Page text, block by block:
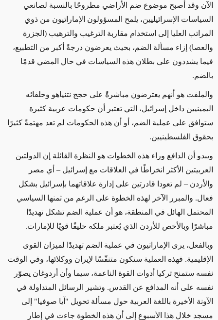
الآن وقد أصبح موضوع ضم الأراضي مطروحًا بالنسبة لصانعي
السياسات الإسرائيليين، يلمح المسؤولون الإماراتيون من ذوي
المراتب العليا إلى استخدام مقاربة الترغيب والترهيب (الجزرة
والعصا) إزاء مسألة الضم، بحيث يعرضون درجةً أكبر من التطبيع،
فيما يشددون على بطلان هذه السياسات في حال المضي قدمًا
بالضم.
والملفت هو أنهم يعترضون مباشرةً على حجج نتنياهو وحلفائه
اليمينيين داخل إسرائيل، التي تعتبر أن حكومات عربية كثيرة
ستوافق على عملية الضم، أو أن هذه الحكومات لم تعد مهتمةً كثيرًا
بحقوق الفلسطينيين.
ويبدو أن الدافع وراء هذه الخطوات هو النظرة القائلة إن الدولتين
العربيتين الأكثر انخراطًا في العلاقات مع إسرائيل – أي مصر
والأردن – لم تعودا قادرتين على إدارة علاقاتهما بإسرائيل بشكل
فعال. والمبرر الآخر لهذه الخطوة على الرغم من ثمنها السياسي
المحتمل الهائل في المنطقة، هو أن عملية الضم تشكل تهديدًا
مباشرًا وبالأخص للأردن الذي يُعتبر ملكه حليفًا قويًا للإمارات.
وبالفعل، يرى الإماراتيون في عملية الضم تهديدًا لميزان القوى
الإقليمية. فهذه العملية ستكون متنفّسًا لإيران ووكلائها، وفي الوقت
نفسه ستمنح تركيا أدوات القوة الناعمة، سيما وأن أردوغان يصوّر
نفسه على أنه المدافع عن القدس. وتشير الرسائل المتداولة في
الآونة الأخيرة باللغة العربية حول مسألة تحويل "آيا صوفيا" إلى
مسجد خلال هذا الأسبوع إلى أن هذه الخطوة جاءت في إطار